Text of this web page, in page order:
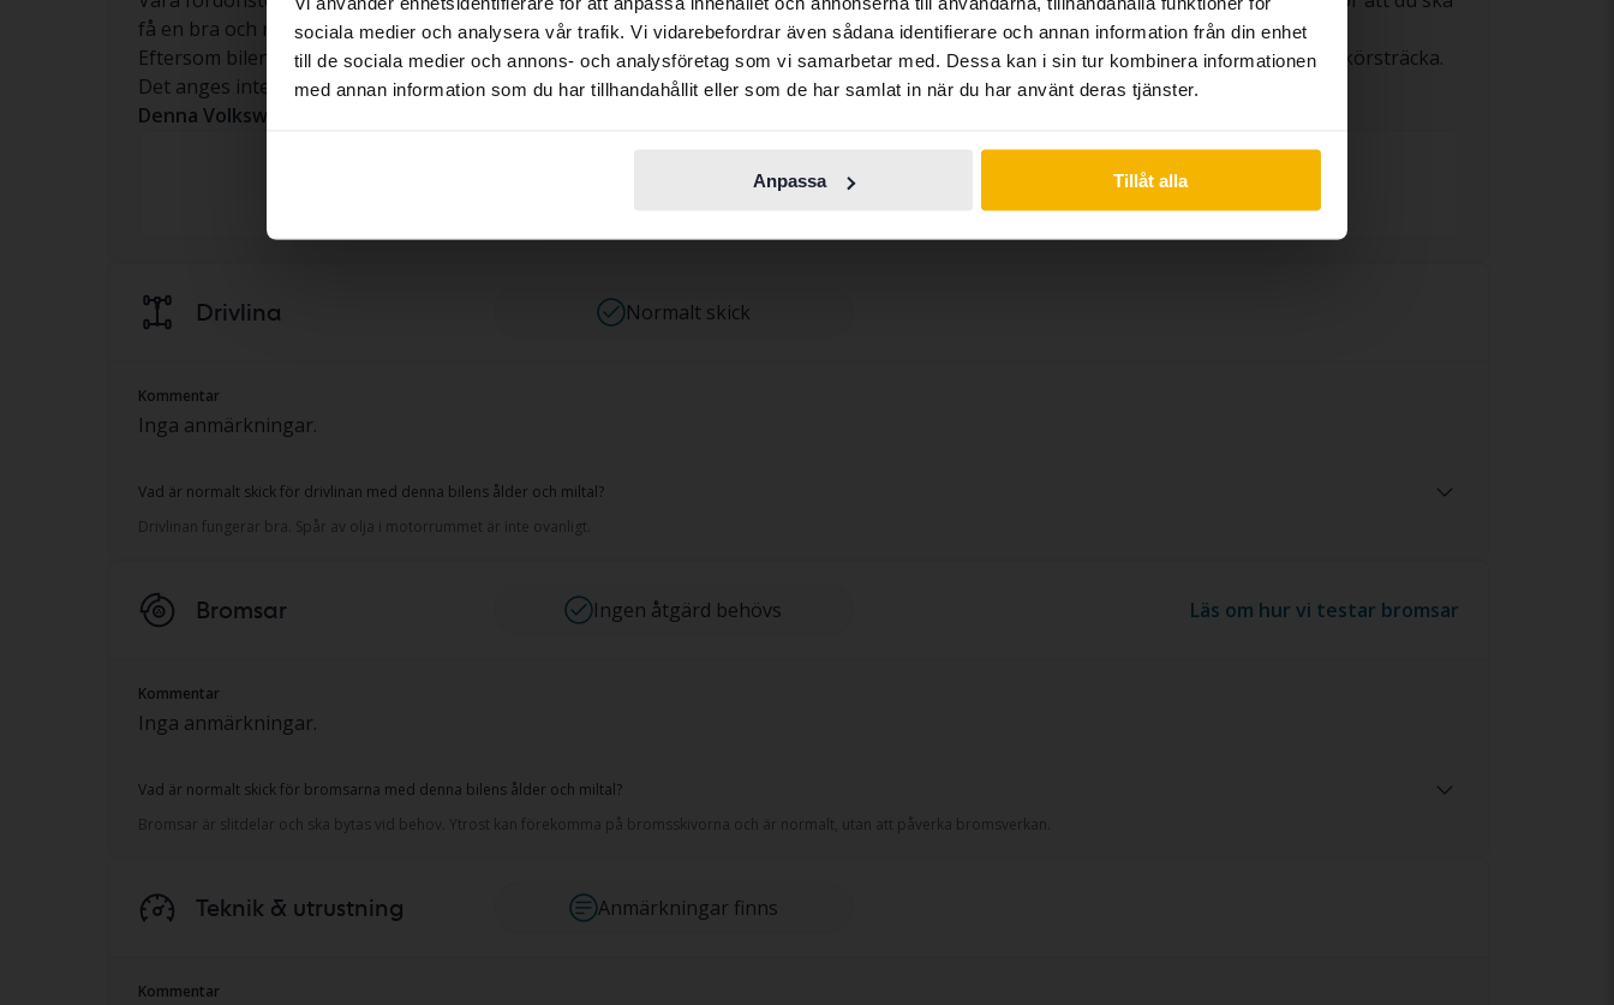
sociala medier och analysera vår trafik. Vi vidarebefordrar även sådana identifierare och annan information från din enhet
till de sociala medier och annons- och analysföretag som vi samarbetar med. Dessa kan i sin tur kombinera informationen
med annan information som du har tillhandahållit eller som de har samlat in när du har använt deras tjänster.
Anpassa Tillåt alla
få en bra och rättvis bild av bilen.
Eftersom bilen har haft ett tidigare hem kan spår av användning förekomma, något vi bedömer som normalt slitage utifrån ålder och körsträcka.
Det anges inte i testresultatet, men är en naturlig del av en begagnad bil.
Denna Volkswagen T-Cross har följande förutsättningar:
7 406 mil
Drivlina Normalt skick
Kommentar
Inga anmärkningar.
Vad är normalt skick för drivlinan med denna bilens ålder och miltal?
Drivlinan fungerar bra. Spår av olja i motorrummet är inte ovanligt.
Bromsar Ingen åtgärd behövs Läs om hur vi testar bromsar
Kommentar
Inga anmärkningar.
Vad är normalt skick för bromsarna med denna bilens ålder och miltal?
Bromsar är slitdelar och ska bytas vid behov. Ytrost kan förekomma på bromsskivorna och är normalt, utan att påverka bromsverkan.
Teknik & utrustning Anmärkningar finns
Kommentar
contains all the same vehicles and services.
Continue in